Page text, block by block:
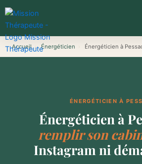
Aller
au
contenu
Accueil › Énergéticien Énergéticien à
ÉNERGÉTICIEN À
Énergéticien à
remplir son
Instagram ni